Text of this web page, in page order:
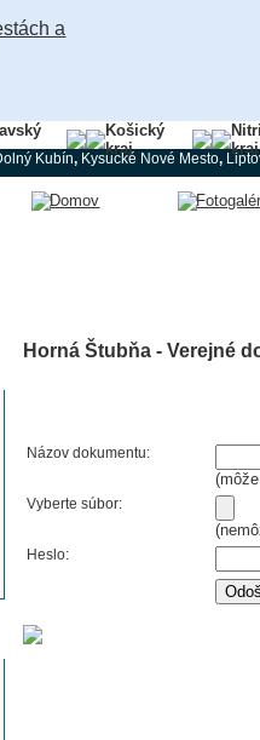
Košický
kraj
kraj
Kubín, Kysucké Nové Mesto,
Horná Štubňa - Verejné
Názov dokumentu:
Vyberte súbor:
Heslo: